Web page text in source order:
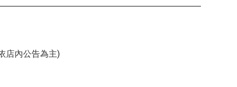
店內公告為主)